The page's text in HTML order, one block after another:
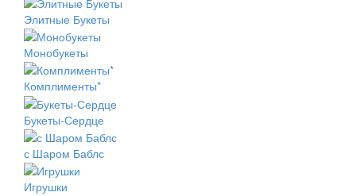
Элитные Букеты
Монобукеты
Комплименты*
Букеты-Сердце
с Шаром Баблс
Игрушки